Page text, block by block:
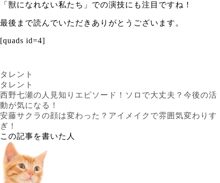
「獣になれない私たち」での演技にも注目ですね！
最後まで読んでいただきありがとうございます。
[quads id=4]
タレント
タレント
西野七瀬の人見知りエピソード！ソロで大丈夫？今後の活
動が気になる！
安藤サクラの顔は変わった？アイメイクで雰囲気変わりす
ぎ！
この記事を書いた人